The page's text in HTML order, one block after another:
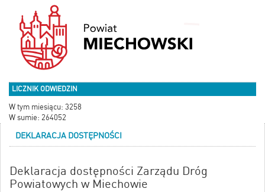
LICZNIK ODWIEDZIN
W tym miesiącu: 3258
W sumie: 264052
DEKLARACJA DOSTĘPNOŚCI
Deklaracja dostępności Zarządu Dróg
Powiatowych w Miechowie